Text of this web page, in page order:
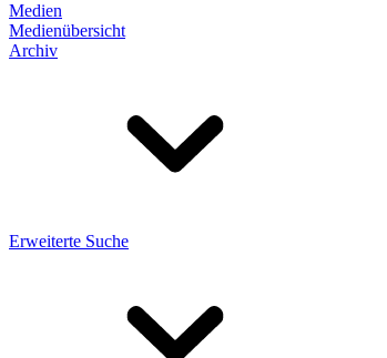
Medien
Medienübersicht
Archiv
Erweiterte Suche